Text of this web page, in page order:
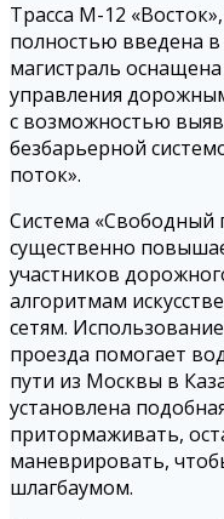
Трасса М-12
полностью введена
магистраль
управления
с возможностью
безбарьерной
поток».
Система «Свободный
существенно
участников
алгоритмам
сетям.
проезда помогает
пути из Москвы в
установлена
притормаживать,
маневрировать,
шлагбаумом.